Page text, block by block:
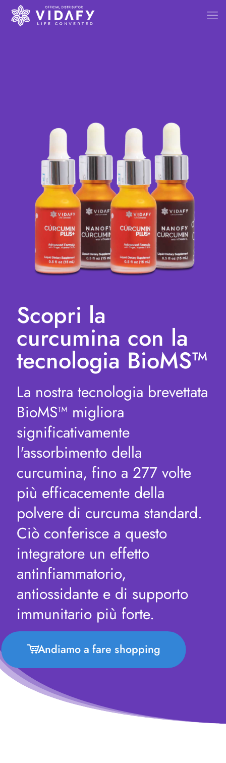
Scopri la
curcumina con la
tecnologia BioMS™
La nostra tecnologia brevettata
BioMS™ migliora
significativamente
l'assorbimento della
curcumina, fino a 277 volte
più efficacemente della
polvere di curcuma standard.
Ciò conferisce a questo
integratore un effetto
antinfiammatorio,
antiossidante e di supporto
immunitario più forte.
Andiamo a fare shopping